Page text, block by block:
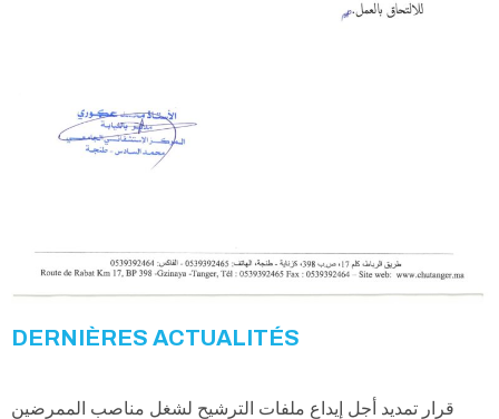
DERNIÈRES ACTUALITÉS
قرار تمديد أجل إيداع ملفات الترشيح لشغل مناصب الممرضين